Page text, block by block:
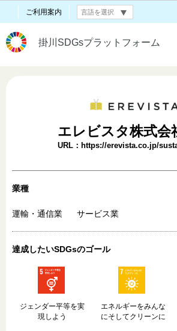
ご利用案内
掛川SDGsプラットフォーム
エレビスタ株式会
URL：https://erevista.co.jp/
業種
運輸・通信業 サービス業
達成したいSDGsのゴール
ジェンダー平等を実
現しよう
エネルギーをみんな
にそしてクリーンに